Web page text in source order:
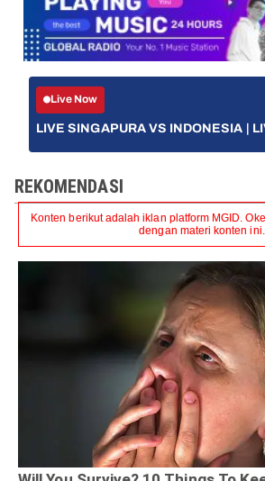
Live Now
LIVE SINGAPURA VS INDONESIA |